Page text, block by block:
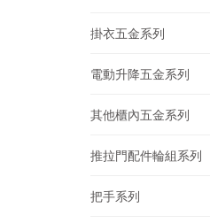
掛衣五金系列
電動升降五金系列
其他櫃內五金系列
推拉門配件輪組系列
把手系列